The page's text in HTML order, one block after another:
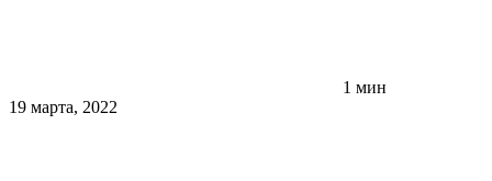
1 мин
19 марта, 2022